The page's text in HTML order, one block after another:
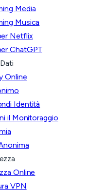
Media
Musica
Netflix
ChatGPT
Online
Identità
il Monitoraggio
Online
VPN